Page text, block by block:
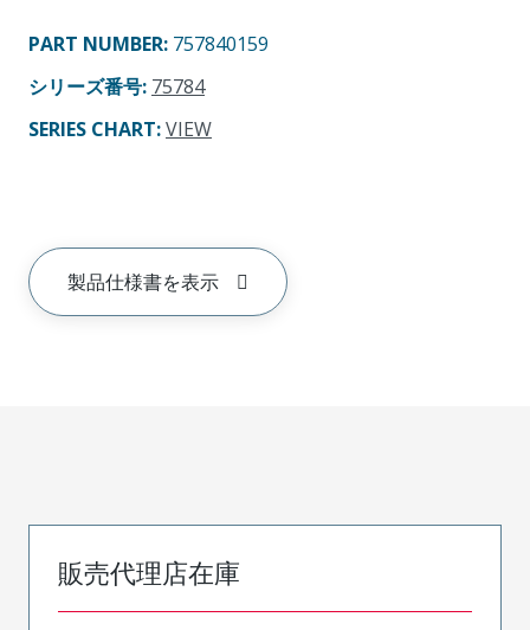
PART NUMBER: 757840159
シリーズ番号: 75784
SERIES CHART:VIEW
製品仕様書を表示
販売代理店在庫